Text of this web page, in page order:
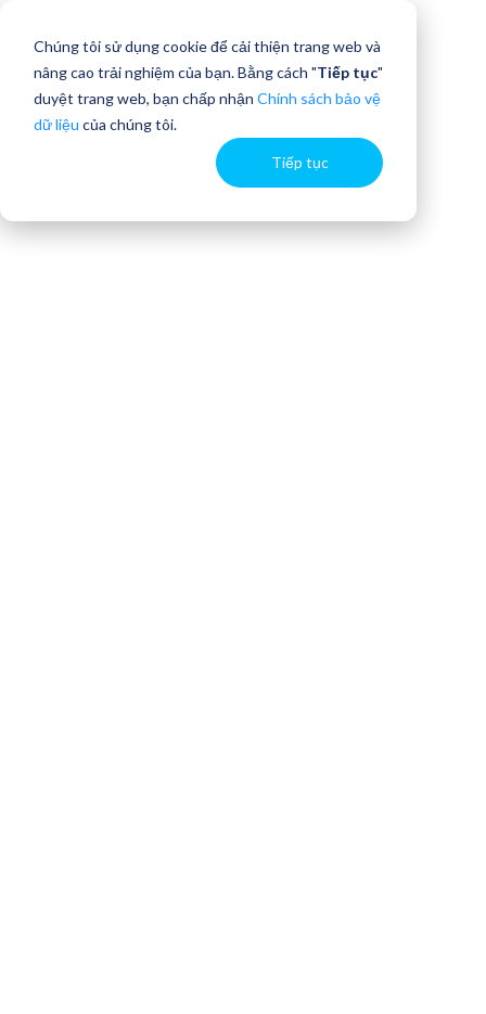
Chúng tôi sử dụng cookie để cải thiện trang web và
nâng cao trải nghiệm của bạn. Bằng cách "Tiếp tục"
duyệt trang web, bạn chấp nhận Chính sách bảo vệ
dữ liệu của chúng tôi.
Tiếp tục